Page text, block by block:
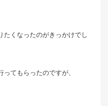
たくなったのがきっかけでし
てもらったのですが、